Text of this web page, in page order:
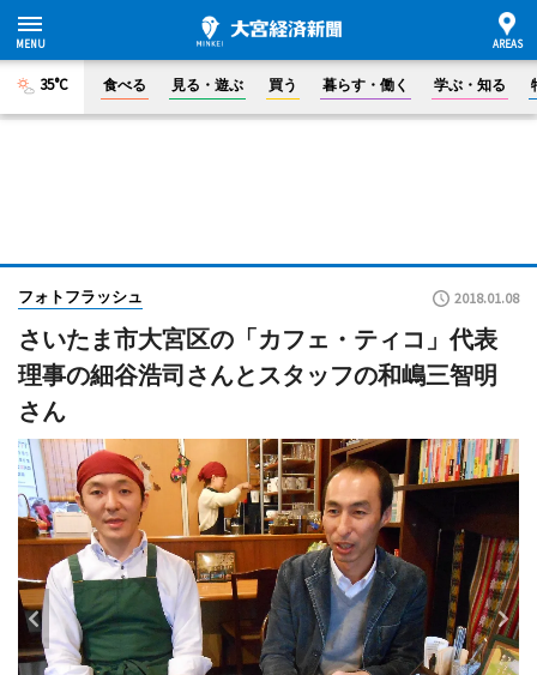
35°C 食べる 見る・遊ぶ 買う 暮らす・働く 学ぶ・知る
フォトフラッシュ 2018.01.08
さいたま市大宮区の「カフェ・ティコ」代表
理事の細谷浩司さんとスタッフの和嶋三智明
さん